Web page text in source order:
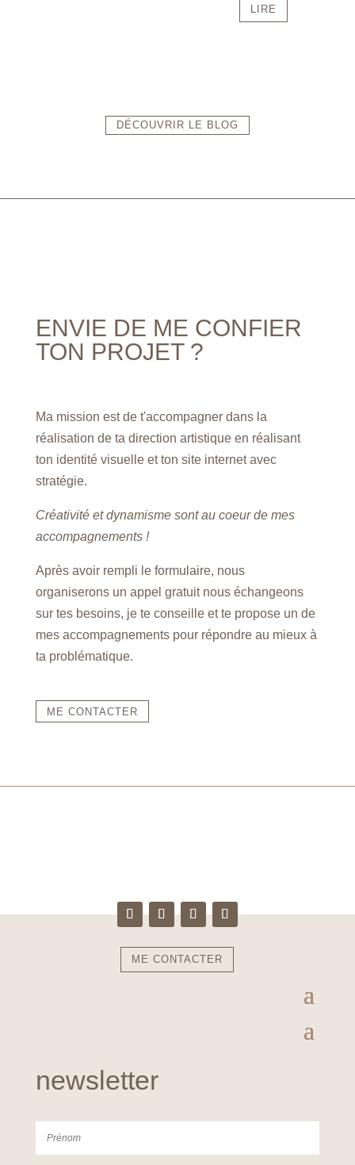
LIRE
DÉCOUVRIR LE BLOG
ENVIE DE ME CONFIER
TON PROJET ?
Ma mission est de t'accompagner dans la
réalisation de ta direction artistique en réalisant
ton identité visuelle et ton site internet avec
stratégie.
Créativité et dynamisme sont au coeur de mes
accompagnements !
Après avoir rempli le formulaire, nous
organiserons un appel gratuit nous échangeons
sur tes besoins, je te conseille et te propose un de
mes accompagnements pour répondre au mieux à
ta problématique.
ME CONTACTER
ME CONTACTER
newsletter